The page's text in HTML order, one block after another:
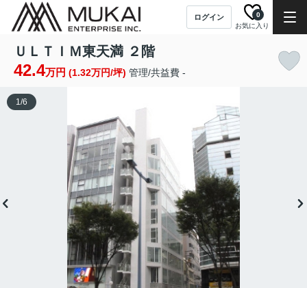
ログイン
お気に入り
0
ＵＬＴＩＭ東天満 ２階
42.4万円 (1.32万円/坪) 管理/共益費 -
1/6